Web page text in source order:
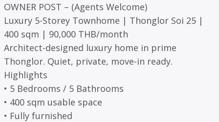
OWNER POST – (Agents Welcome)
Luxury 5-Storey Townhome | Thonglor Soi 25 |
400 sqm | 90,000 THB/month
Architect-designed luxury home in prime
Thonglor. Quiet, private, move-in ready.
Highlights
• 5 Bedrooms / 5 Bathrooms
• 400 sqm usable space
• Fully furnished